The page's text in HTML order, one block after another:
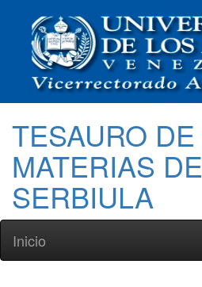
TESAURO DE
MATERIAS DE
SERBIULA
Inicio